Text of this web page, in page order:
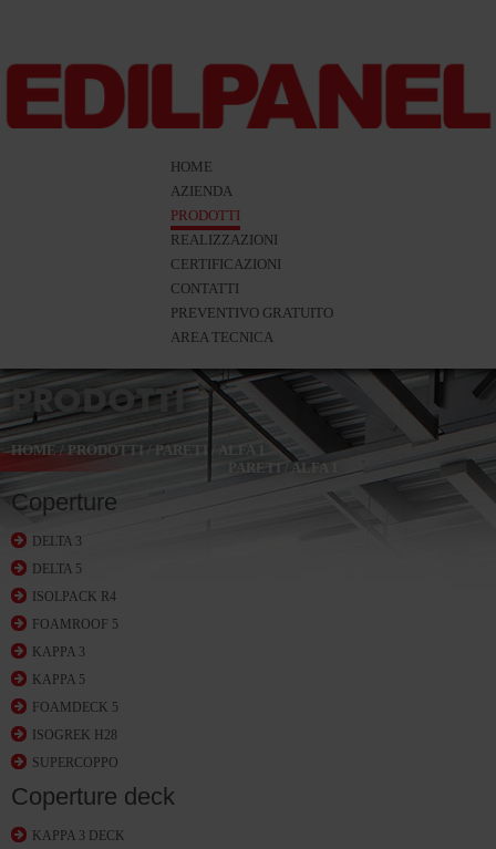
HOME
AZIENDA
PRODOTTI
REALIZZAZIONI
CERTIFICAZIONI
CONTATTI
PREVENTIVO GRATUITO
AREA TECNICA
PRODOTTI
HOME/ PRODOTTI / PARETI /
ALFA 1
PARETI
ALFA 1
Coperture
DELTA 3
DELTA 5
ISOLPACK R4
FOAMROOF 5
KAPPA 3
KAPPA 5
FOAMDECK 5
ISOGREK H28
SUPERCOPPO
Coperture deck
KAPPA 3 DECK